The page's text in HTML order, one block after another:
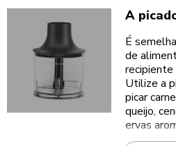
A
É
de
recipiente
Utilize a
picar
queijo,
ervas